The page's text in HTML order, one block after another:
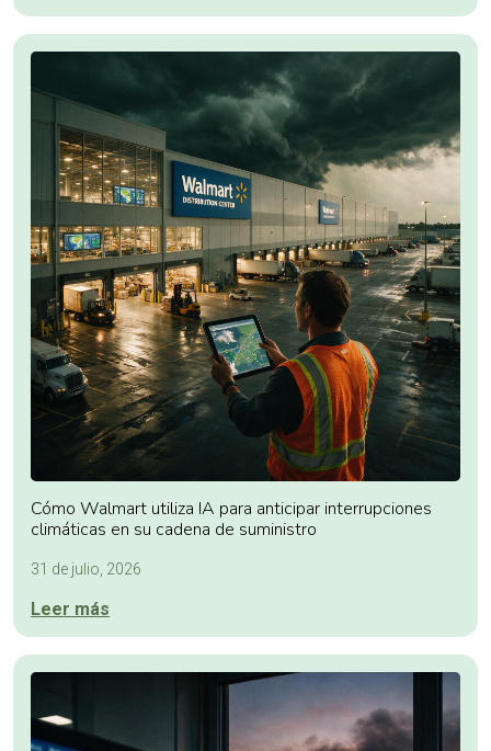
Cómo Walmart utiliza IA para anticipar interrupciones
climáticas en su cadena de suministro
31 de julio, 2026
Leer más